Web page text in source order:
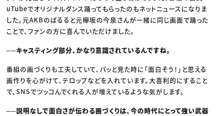
uTubeでオリジナルダンス踊ってもらったのもネットニュースになりま
した。元AKBのぱるると元欅坂の今泉さんが一緒に同じ画面で踊った
ことで、ファンの方に喜んでいただけました。
──キャスティング部分、かなり意識されているんですね。
番組の画づくりも工夫していて、パッと見た時に「面白そう！」と思える
画作りを心がけて、テロップなどを入れています。大喜利的にすること
で、SNSでツッコんでくれる人が増えているような気がします。
──説明なしで面白さが伝わる画づくりは、今の時代にとって強い武器